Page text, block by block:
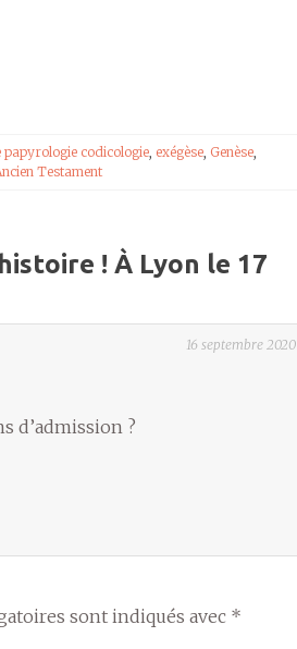
papyrologie codicologie, exégèse, Genèse,
Testament
! À Lyon le 17
16 septembre 2020
d’admission ?
sont indiqués avec *